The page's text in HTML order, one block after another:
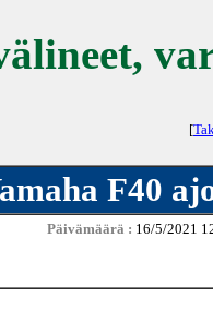
[
F40
Päivämäärä : 16/5/2021